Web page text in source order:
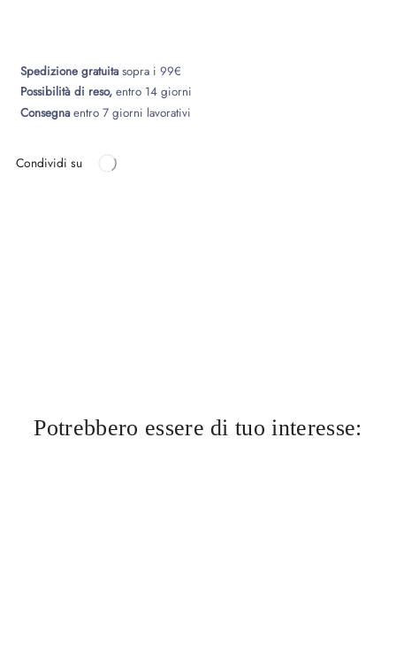
Spedizione gratuitasopra i 99€
Possibilità di reso, entro 14 giorni
Consegnaentro 7 giorni lavorativi
Condividi su
Potrebbero essere di tuo interesse: